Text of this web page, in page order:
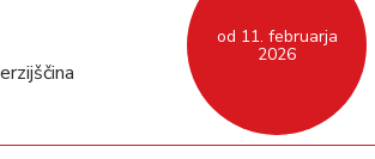
od 11. februarja
2026